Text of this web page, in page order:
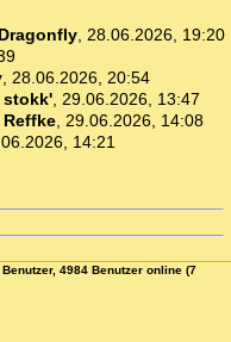
Dragonfly, 28.06.2026, 19:20
, 28.06.2026, 20:54
stokk', 29.06.2026, 13:47
Reffke, 29.06.2026, 14:08
14:21
4984 Benutzer online (7